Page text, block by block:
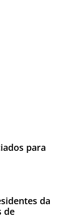
para
da
de